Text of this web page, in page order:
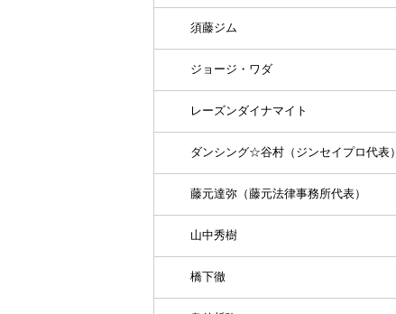
須藤ジム
ジョージ・ワダ
レーズンダイナマイト
ダンシング☆谷村（ジンセイプロ代表）
藤元達弥（藤元法律事務所代表）
山中秀樹
橋下徹